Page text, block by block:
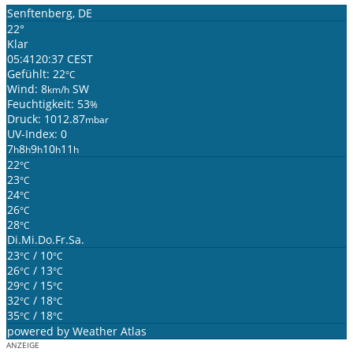
Senftenberg, DE
22°
Klar
05:4120:37 CEST
Gefühlt: 22°C
Wind: 8km/h SW
Feuchtigkeit: 53%
Druck: 1012.87mbar
UV-Index: 0
7h8h9h10h11 h
22°C
23°C
24°C
26°C
28°C
Di.Mi.Do.Fr.Sa.
23°C / 10°C
26°C / 13°C
29°C / 15°C
32°C / 18°C
35°C / 18°C
powered by Weather Atlas
ANZEIGE